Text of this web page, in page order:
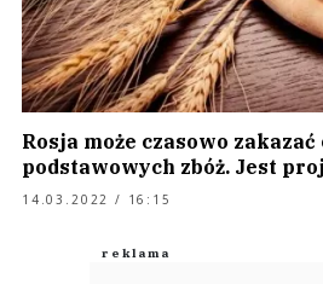
Rosja może czasowo
podstawowych zbóż. Jest
14.03.2022 / 16:15